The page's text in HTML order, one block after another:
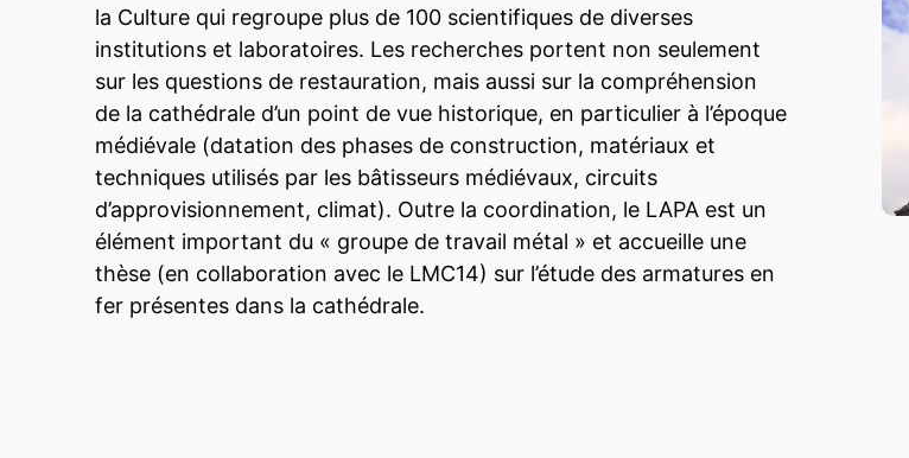
la Culture qui regroupe plus de 100 scientifiques de diverses
institutions et laboratoires. Les recherches portent non seulement
sur les questions de restauration, mais aussi sur la compréhension
de la cathédrale d’un point de vue historique, en particulier à l’époque
médiévale (datation des phases de construction, matériaux et
techniques utilisés par les bâtisseurs médiévaux, circuits
d’approvisionnement, climat). Outre la coordination, le LAPA est un
élément important du « groupe de travail métal » et accueille une
thèse (en collaboration avec le LMC14) sur l’étude des armatures en
fer présentes dans la cathédrale.